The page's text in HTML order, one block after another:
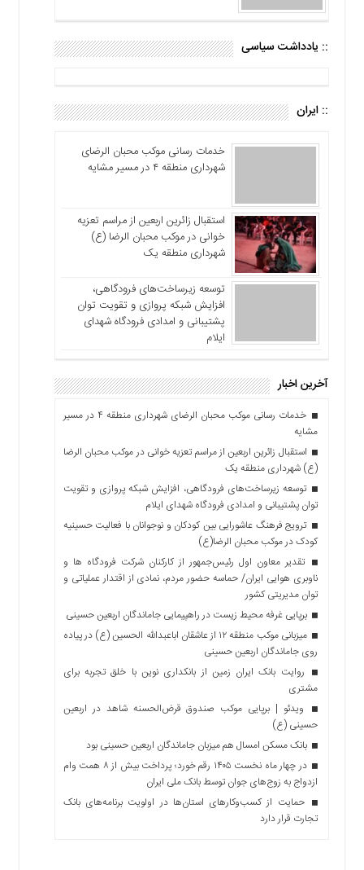
:: یادداشت سیاسی
:: ایران
خدمات رسانی موکب محبان الرضای
شهرداری منطقه ۴ در مسیر مشایه
استقبال زائرین اربعین از مراسم تعزیه
خوانی در موکب محبان الرضا (ع)
شهرداری منطقه یک
توسعه زیرساخت‌های فرودگاهی،
افزایش شبکه پروازی و تقویت توان
پشتیبانی و امدادی فرودگاه شهدای
ایلام
آخرین اخبار
خدمات رسانی موکب محبان الرضای شهرداری منطقه ۴ در مسیر
مشایه
استقبال زائرین اربعین از مراسم تعزیه خوانی در موکب محبان الرضا
(ع) شهرداری منطقه یک
توسعه زیرساخت‌های فرودگاهی، افزایش شبکه پروازی و تقویت
توان پشتیبانی و امدادی فرودگاه شهدای ایلام
ترویج فرهنگ عاشورایی بین کودکان و نوجوانان با فعالیت حسینیه
کودک در موکب محبان الرضا(ع)
تقدیر معاون اول رئیس‌جمهور از کارکنان شرکت فرودگاه ها و
ناوبری هوایی ایران/ حماسه حضور مردم، نمادی از اقتدار عملیاتی و
توان مدیریتی کشور
برپایی غرفه محیط زیست در راهپیمایی جاماندگان اربعین حسینی
میزبانی موکب منطقه ۱۲ از عاشقان اباعبدالله الحسین (ع) در پیاده
روی جاماندگان اربعین حسینی
روایت بانک ایران زمین از بانکداری نوین با خلق تجربه برای
مشتری
ویدئو | برپایی موکب صندوق قرض‌الحسنه شاهد در اربعین
حسینی (ع)
بانک مسکن امسال هم میزبان جاماندگان اربعین حسینی بود
در چهار ماه نخست ۱۴۰۵ رقم خورد؛ پرداخت بیش از ۸ همت وام
ازدواج به زوج‌های جوان توسط بانک ملی ایران
حمایت از کسب‌وکارهای استان‌ها در اولویت برنامه‌های بانک
تجارت قرار دارد